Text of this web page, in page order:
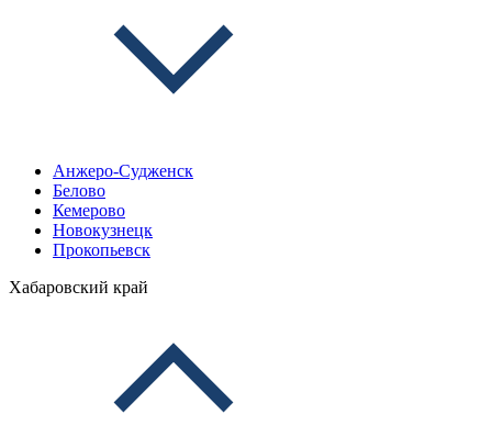
Анжеро-Судженск
Белово
Кемерово
Новокузнецк
Прокопьевск
Хабаровский край